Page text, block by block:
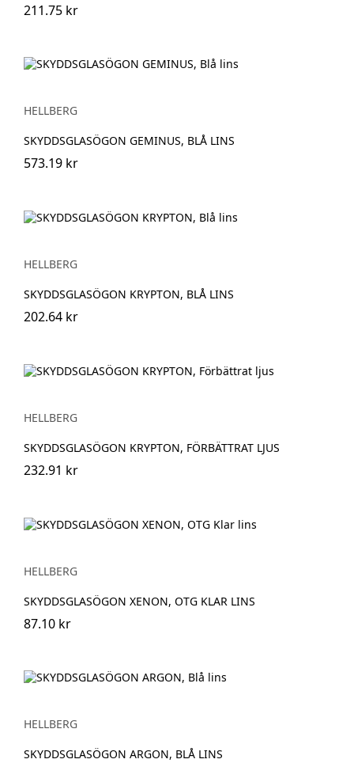
211.75 kr
HELLBERG
SKYDDSGLASÖGON GEMINUS, BLÅ LINS
573.19 kr
HELLBERG
SKYDDSGLASÖGON KRYPTON, BLÅ LINS
202.64 kr
HELLBERG
SKYDDSGLASÖGON KRYPTON, FÖRBÄTTRAT LJUS
232.91 kr
HELLBERG
SKYDDSGLASÖGON XENON, OTG KLAR LINS
87.10 kr
HELLBERG
SKYDDSGLASÖGON ARGON, BLÅ LINS